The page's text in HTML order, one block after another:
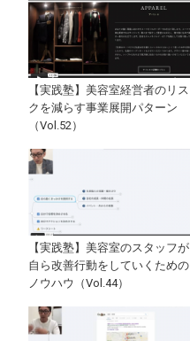
【実践塾】美容室経営者のリス
クを減らす事業展開パターン
（Vol.52）
【実践塾】美容室のスタッフが
自ら改善行動をしていくための
ノウハウ（Vol.44）